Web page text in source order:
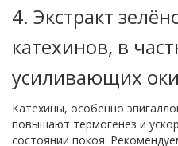
4. Экстракт
катехинов, в
усиливающих
Катехины, особенно
повышают термогенез и
состоянии покоя.